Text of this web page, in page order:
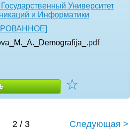
Университет
и Информатики
.pdf
☆
2 / 3 Следующая >